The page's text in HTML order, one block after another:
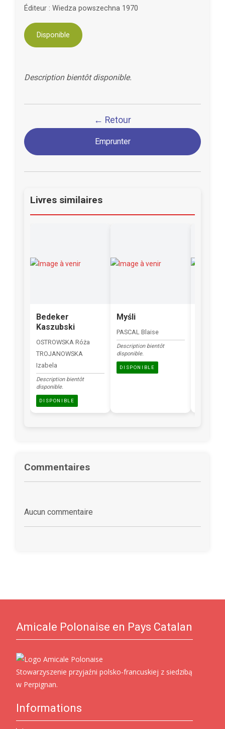
Éditeur : Wiedza powszechna 1970
Disponible
Description bientôt disponible.
← Retour
Emprunter
Livres similaires
Bedeker
Kaszubski
OSTROWSKA Róża
TROJANOWSKA
Izabela
Description bientôt
disponible.
DISPONIBLE
Myśli
PASCAL Blaise
Description bientôt
disponible.
DISPONIBLE
Commentaires
Aucun commentaire
Amicale Polonaise en Pays Catalan
Stowarzyszenie przyjaźni polsko-francuskiej z siedzibą
w Perpignan.
Informations